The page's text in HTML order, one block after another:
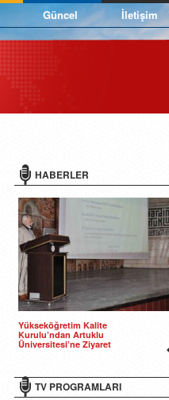
Güncel İletişim
HABERLER
Yükseköğretim Kalite
Kurulu’ndan Artuklu
Üniversitesi’ne Ziyaret
TV PROGRAMLARI